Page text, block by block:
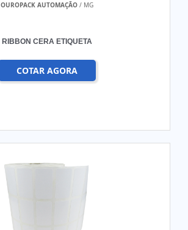
OUROPACK AUTOMAÇÃO / MG
RIBBON CERA ETIQUETA
COTAR AGORA